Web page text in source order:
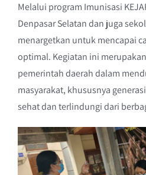
Melalui program Imunisasi
Denpasar Selatan dan juga
menargetkan untuk mencapai
optimal. Kegiatan ini
pemerintah daerah dalam
masyarakat, khususnya
sehat dan terlindungi dari